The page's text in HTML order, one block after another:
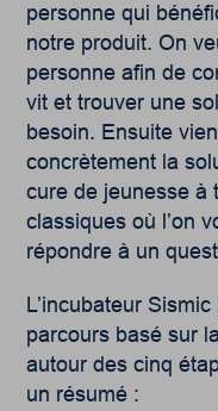
personne qui
notre produit. On
personne afin de
vit et trouver une
besoin. Ensuite
concrètement la
cure de jeunesse à
classiques où l’on
répondre à un
L’incubateur
parcours basé sur
autour des cinq
un résumé :